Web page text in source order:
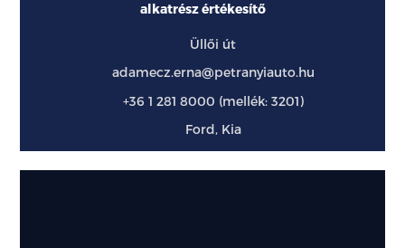
alkatrész értékesítő
Üllői út
adamecz.erna@petranyiauto.hu
+36 1 281 8000 (mellék: 3201)
Ford, Kia